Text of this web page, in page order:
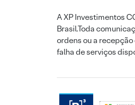
A XP Investimentos
Brasil.Toda
ordens ou a
falha de serviços